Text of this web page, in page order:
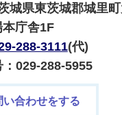
城県東茨城郡城里
庁舎1F
288-3111(代)
：029-288-5955
い合わせをする